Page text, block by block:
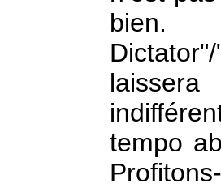
bien.
tempo